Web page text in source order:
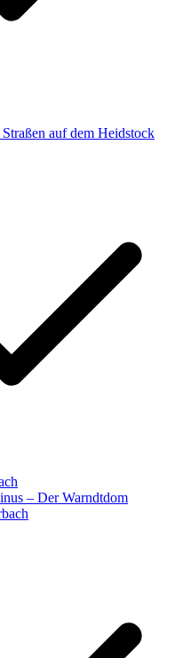
auf dem Heidstock
– Der Warndtdom